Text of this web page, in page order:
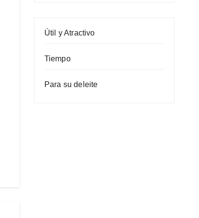
Útil y Atractivo
Tiempo
Para su deleite